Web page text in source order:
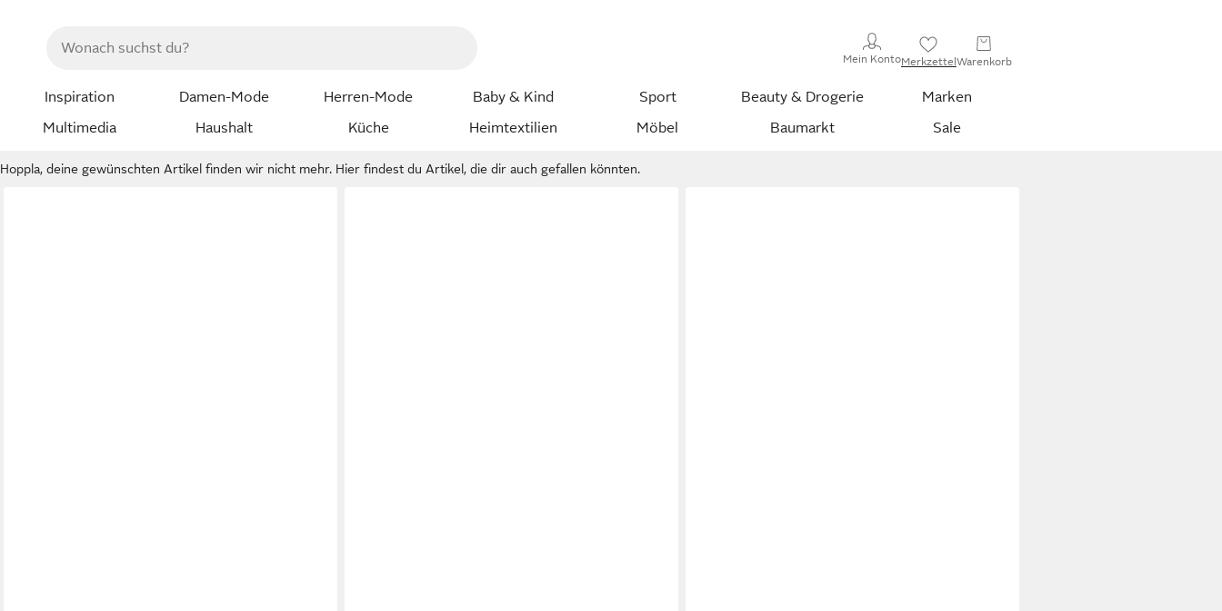
Mein KontoMerkzettelWarenkorb
Inspiration Damen-Mode Herren-Mode Baby & Kind Sport Beauty & Drogerie
Marken
Multimedia
Haushalt Küche Heimtextilien Möbel Baumarkt Sale
Hoppla, deine gewünschten Artikel finden wir nicht mehr. Hier findest du Artikel, die dir auch gefallen könnten.